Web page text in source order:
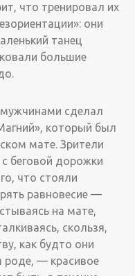
что тренировал их
они
танец
большие
сделал
который был
мате. ­Зрители
беговой дорожки
что стояли
равновесие —
на мате,
скользя,
как будто они
роде, — красивое